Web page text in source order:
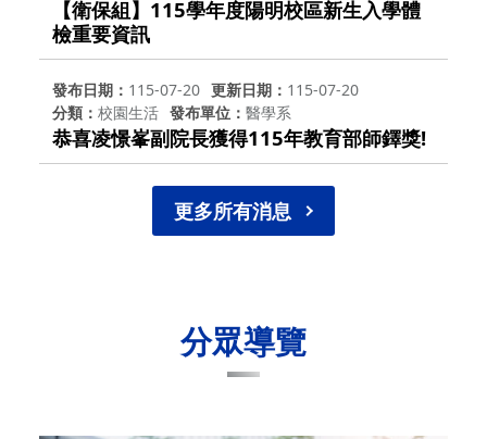
【衛保組】115學年度陽明校區新生入學體
檢重要資訊
發布日期 115-07-20 更新日期
115-07-20
分類
校園生活 發布單位 醫學系
恭喜凌憬峯副院長獲得115年教育部師鐸獎!
更多所有消息
分眾導覽